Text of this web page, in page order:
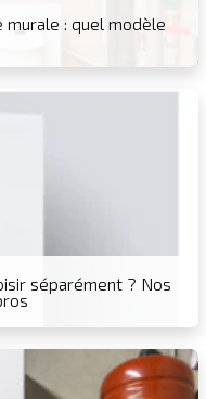
murale : quel modèle
séparément ? Nos